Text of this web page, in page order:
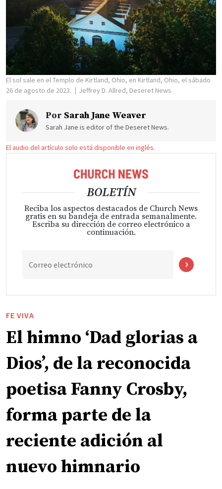
El sol sale en el Templo de Kirtland, Ohio, en Kirtland, Ohio, el sábado
26 de agosto de 2023.
Jeffrey D. Allred, Deseret News
Por Sarah Jane Weaver
Sarah Jane is editor of the Deseret News.
El audio del artículo solo está disponible en inglés.
BOLETÍN
Reciba los aspectos destacados de Church News
gratis en su bandeja de entrada semanalmente.
Escriba su dirección de correo electrónico a
continuación.
Correo electrónico
FE VIVA
El himno ‘Dad glorias a
Dios’, de la reconocida
poetisa Fanny Crosby,
forma parte de la
reciente adición al
nuevo himnario